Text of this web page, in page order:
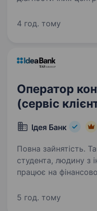
Ми поєднуємо
4 год. тому
Оператор
(сервіс
Ідея Банк
Повна зайнятість.
студента, людину з
працює на
як надійний
5 год. тому